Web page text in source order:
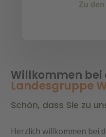
Zu
Willkommen bei
Landesgruppe
Schön, dass Sie zu
Herzlich willkommen bei